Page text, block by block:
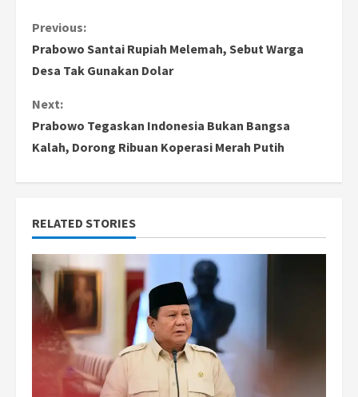
C
o
n
t
u
e
R
e
Previous:
Prabowo Santai Rupiah Melemah, Sebut Warga
Desa Tak Gunakan Dolar
Next:
Prabowo Tegaskan Indonesia Bukan Bangsa
Kalah, Dorong Ribuan Koperasi Merah Putih
RELATED STORIES